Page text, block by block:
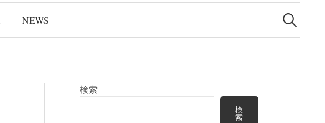
NEWS
検
索:
検索
検
索